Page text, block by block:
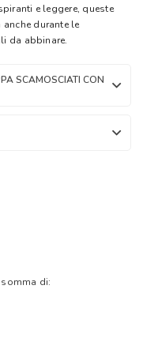
e leggere, queste
durante le
da abbinare.
SCAMOSCIATI CON
di: